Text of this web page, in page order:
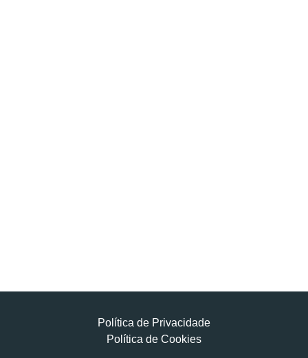
Política de Privacidade
Política de Cookies